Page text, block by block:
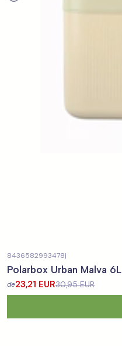
DESCONTO
8436582993478|
Polarbox Urban Malva 6L
de23,21 EUR30,95 EUR